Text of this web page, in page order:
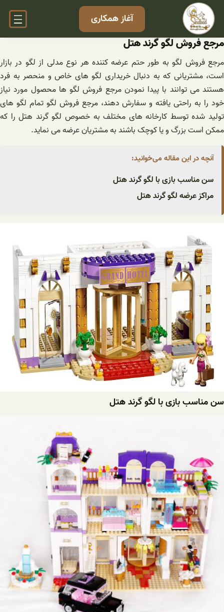
رفتن
محتوا
آغاز همکاری
مرجع فروش لگو گرند هتل
مرجع فروش لگو به طور حتم عرضه کننده هر نوع مدلی از لگو در بازار
است، مشتریانی که به دنبال خریداری لگو های خاص و منحصر به فرد
هستند می توانند با پیدا نمودن مرجع فروش لگو ها محصول مورد نیاز
خود را به راحتی یافته و سفارش دهند، مرجع فروش لگو تمام لگو های
تولید شده توسط کارخانه های مختلف به خصوص لگو گرند هتل را که
ممکن است بزرگ و یا کوچک باشند به مشتریان عرضه می نماید.
آنچه در این مقاله می‌خوانید:
سن مناسب بازی با لگو گرند هتل
مراکز عرضه لگو گرند هتل
سن مناسب بازی با لگو گرند هتل